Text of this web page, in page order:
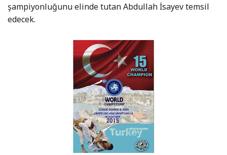
şampiyonluğunu elinde tutan Abdullah İsayev temsil
edecek.